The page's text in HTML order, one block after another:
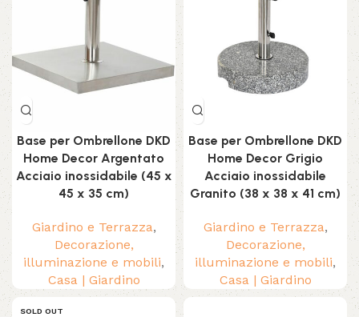
Base per Ombrellone DKD
Home Decor Argentato
Acciaio inossidabile (45 x
45 x 35 cm)
Giardino e Terrazza,
Decorazione,
illuminazione e mobili,
Casa | Giardino
Base per Ombrellone DKD
Home Decor Grigio
Acciaio inossidabile
Granito (38 x 38 x 41 cm)
Giardino e Terrazza,
Decorazione,
illuminazione e mobili,
Casa | Giardino
SOLD OUT